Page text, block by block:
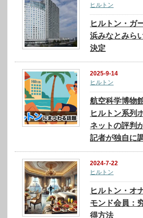
ヒルトン
ヒルトン・ガ
浜みなとみら
決定
2025-9-14
ヒルトン
航空科学博物
ヒルトン系列
ネットの評判
記者が独自に
2024-7-22
ヒルトン
ヒルトン・オ
モンド会員：
得方法